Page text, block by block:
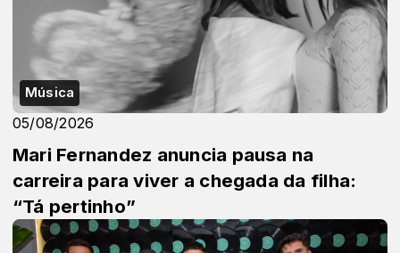
Música
05/08/2026
Mari Fernandez anuncia pausa na
carreira para viver a chegada da filha:
“Tá pertinho”